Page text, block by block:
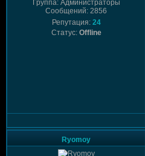
Группа: Администраторы
Сообщений: 2856
Репутация: 24
Статус: Offline
Ryomoy